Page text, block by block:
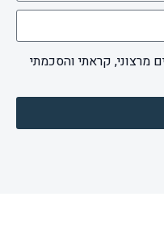
מרצוני, קראתי והסכמתי